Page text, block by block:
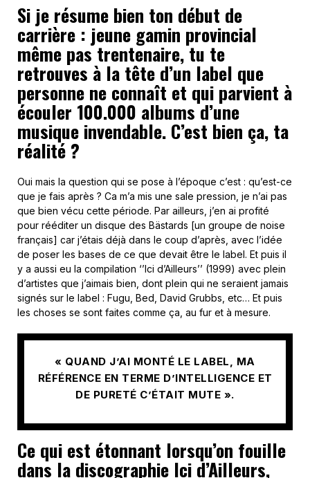
Si je résume bien ton début de
carrière : jeune gamin provincial
même pas trentenaire, tu te
retrouves à la tête d’un label que
personne ne connaît et qui parvient à
écouler 100.000 albums d’une
musique invendable. C’est bien ça, ta
réalité ?
Oui mais la question qui se pose à l’époque c’est : qu’est-ce
que je fais après ? Ca m’a mis une sale pression, je n’ai pas
que bien vécu cette période. Par ailleurs, j’en ai profité
pour rééditer un disque des Bästards [un groupe de noise
français] car j’étais déjà dans le coup d’après, avec l’idée
de poser les bases de ce que devait être le label. Et puis il
y a aussi eu la compilation ‘’Ici d’Ailleurs’’ (1999) avec plein
d’artistes que j’aimais bien, dont plein qui ne seraient jamais
signés sur le label : Fugu, Bed, David Grubbs, etc… Et puis
les choses se sont faites comme ça, au fur et à mesure.
« QUAND J’AI MONTÉ LE LABEL, MA
RÉFÉRENCE EN TERME D’INTELLIGENCE ET
DE PURETÉ C’ÉTAIT MUTE ».
Ce qui est étonnant lorsqu’on fouille
dans la discographie Ici d’Ailleurs,